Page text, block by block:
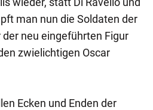
man nun die Soldaten der
neu eingeführten Figur
zwielichtigen Oscar
Ecken und Enden der